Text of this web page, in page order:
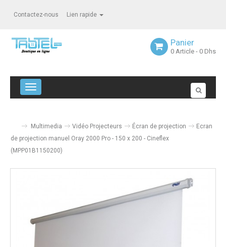
Contactez-nous Lien rapide
Panier
0 Article - 0 Dhs
Navigation bascule
Multimedia Vidéo Projecteurs Écran de projection
Ecran
de projection manuel Oray 2000 Pro - 150 x 200 - Cineflex
(MPP01B1150200)